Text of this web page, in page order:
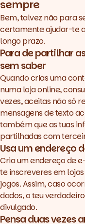
sempre
Bem, talvez não para
certamente ajudar-te
longo prazo.
Para de partilhar
sem saber
Quando crias uma
numa loja online,
vezes, aceitas não só
mensagens de texto
também que as tuas
partilhadas com
Usa um endereço
Cria um endereço de
te inscreveres em
jogos. Assim, caso
dados, o teu
divulgado.
Pensa duas vezes